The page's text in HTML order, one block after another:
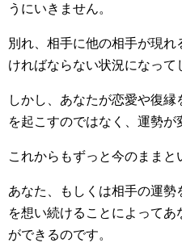
うにいきません。
別れ、相手に他の相手が現
ければならない状況になって
しかし、あなたが恋愛や復
を起こすのではなく、運勢が
これからもずっと今のままと
あなた、もしくは相手の運勢
を想い続けることによって
ができるのです。